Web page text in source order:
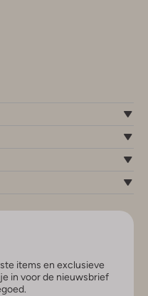
items en exclusieve
in voor de nieuwsbrief